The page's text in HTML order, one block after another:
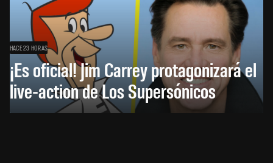
HACE 23 HORAS
¡Es oficial! Jim Carrey protagonizará el
live-action de Los Supersónicos